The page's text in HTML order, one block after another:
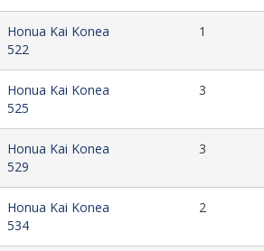
Honua Kai Konea
522
1
Honua Kai Konea
525
3
Honua Kai Konea
529
3
Honua Kai Konea
534
2